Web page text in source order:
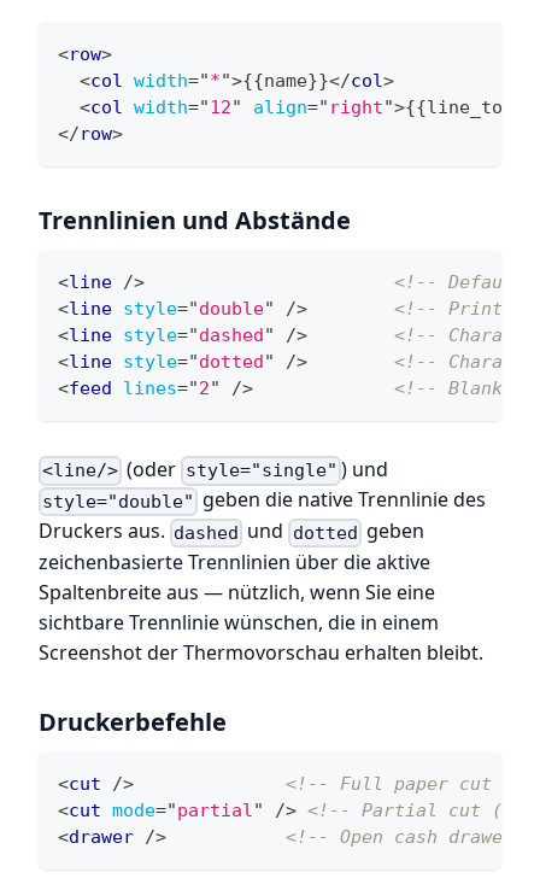
<row>
<col width="*">{{name}}</col>
<col width="12" align=" right">
</row>
Trennlinien und Abstände
<line />
<!-- Default
<line style="double" />
<!-- Printer-
<line style="dashed" />
<!--
<line style="dotted" />
<!--
<feed lines="2" /> <!-- Blank
<line/> (oder style="single" ) und
style="double" geben die native Trennlinie des
Druckers aus. dashed und dotted geben
zeichenbasierte Trennlinien über die aktive
Spaltenbreite aus — nützlich, wenn Sie eine
sichtbare Trennlinie wünschen, die in einem
Screenshot der Thermovorschau erhalten bleibt.
Druckerbefehle
<cut />
<!-- Full paper cut -->
<cut mode="partial" /> <!-- Partial cut
<drawer /> <!-- Open cash drawer